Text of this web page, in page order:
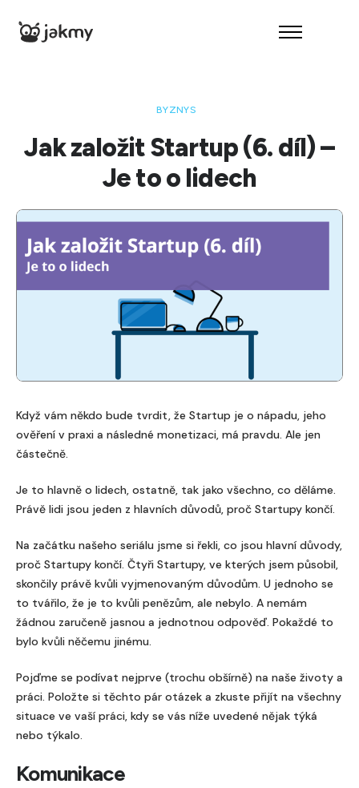
Kontakt
– Audit zdarma –
BYZNYS
Jak založit Startup (6. díl) –
Je to o lidech
Když vám někdo bude tvrdit, že Startup je o nápadu, jeho
ověření v praxi a následné monetizaci, má pravdu. Ale jen
částečně.
Je to hlavně o lidech, ostatně, tak jako všechno, co děláme.
Právě lidi jsou jeden z hlavních důvodů, proč Startupy končí.
Na začátku našeho seriálu jsme si řekli, co jsou hlavní důvody,
proč Startupy končí. Čtyři Startupy, ve kterých jsem působil,
skončily právě kvůli vyjmenovaným důvodům. U jednoho se
to tvářilo, že je to kvůli penězům, ale nebylo. A nemám
žádnou zaručeně jasnou a jednotnou odpověď. Pokaždé to
bylo kvůli něčemu jinému.
Pojďme se podívat nejprve (trochu obšírně) na naše životy a
práci. Položte si těchto pár otázek a zkuste přijít na všechny
situace ve vaší práci, kdy se vás níže uvedené nějak týká
nebo týkalo.
Komunikace